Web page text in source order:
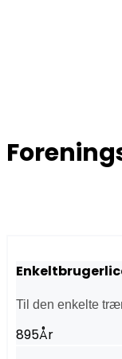
Til den enkelte
895År